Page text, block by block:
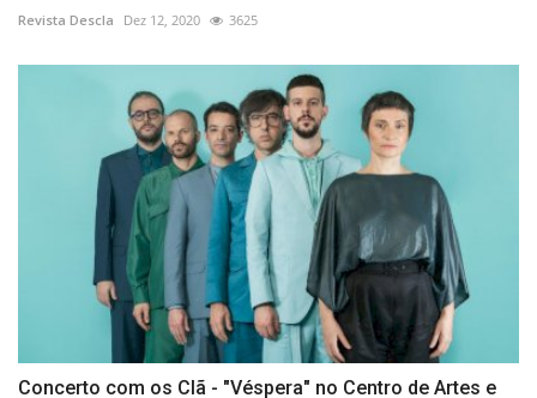
Revista Descla Dez 12, 2020 3625
Concerto com os Clã - "Véspera" no Centro de Artes e